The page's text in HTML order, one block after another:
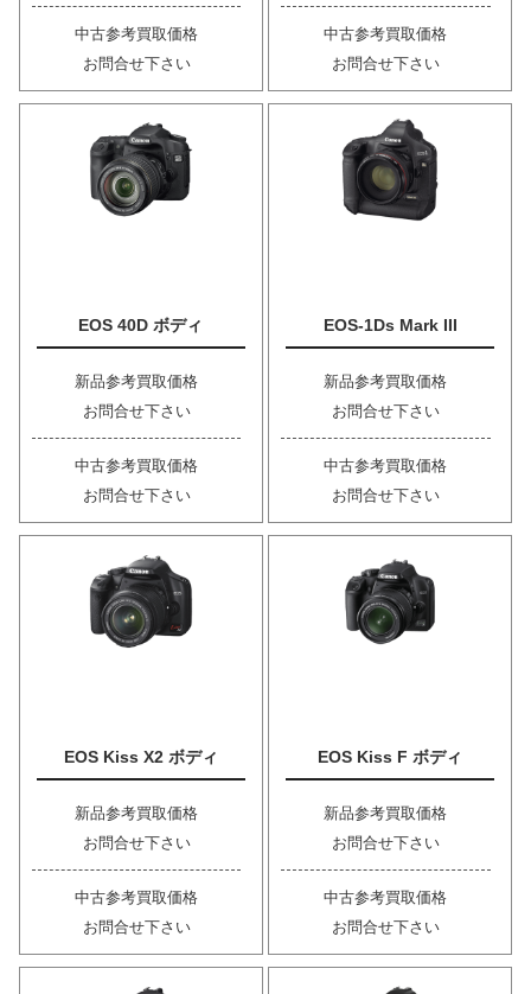
中古参考買取価格
お問合せ下さい
中古参考買取価格
お問合せ下さい
EOS 40D ボディ
新品参考買取価格
お問合せ下さい
中古参考買取価格
お問合せ下さい
EOS-1Ds Mark III
新品参考買取価格
お問合せ下さい
中古参考買取価格
お問合せ下さい
EOS Kiss X2 ボディ
新品参考買取価格
お問合せ下さい
中古参考買取価格
お問合せ下さい
EOS Kiss F ボディ
新品参考買取価格
お問合せ下さい
中古参考買取価格
お問合せ下さい